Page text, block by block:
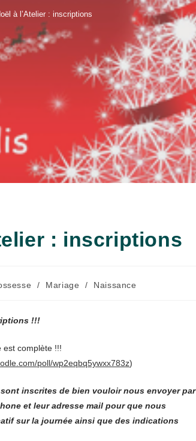
à l’Atelier : inscriptions
: inscriptions
/ Mariage / Naissance
!!!
est complète !!!
poll/wp2eqbq5ywxx783z)
inscrites de bien vouloir nous envoyer par
et leur adresse mail pour que nous
sur la journée ainsi que des indications